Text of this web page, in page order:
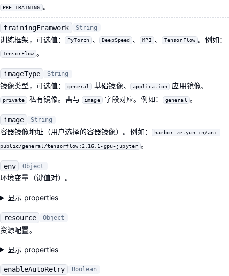
PRE_TRAINING 。
trainingFramwork String
训练框架，可选值： PyTorch 、 DeepSpeed 、 MPI 、 TensorFlow 。例如：
TensorFlow 。
imageType String
镜像类型，可选值： general 基础镜像、 application 应用镜像、
private 私有镜像。需与 image 字段对应。例如： general 。
image String
容器镜像地址（用户选择的容器镜像）。例如： harbor.zetyun.cn/anc-
public/general/tensorflow:2.16.1-gpu-jupyter 。
env Object
环境变量（键值对）。
显示 properties
resource Object
资源配置。
显示 properties
enableAutoRetry Boolean